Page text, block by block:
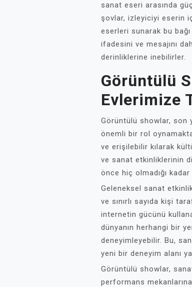
sanat eseri arasında
şovlar, izleyiciyi eserin
eserleri sunarak bu
ifadesini ve mesajını
derinliklerine inebilirler.
Görüntülü
Evlerimize
Görüntülü showlar, son
önemli bir rol
ve erişilebilir kılarak
ve sanat etkinliklerinin
önce hiç olmadığı
Geleneksel sanat
ve sınırlı sayıda kişi
internetin gücünü
dünyanın herhangi bir
deneyimleyebilir. Bu,
yeni bir deneyim alanı
Görüntülü showlar,
performans mekanlarına